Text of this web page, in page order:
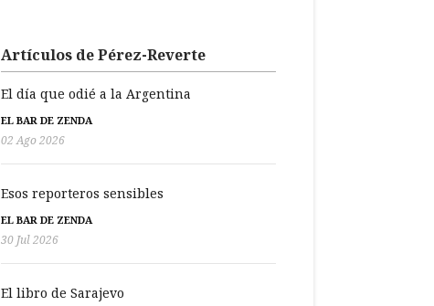
Artículos de Pérez-Reverte
El día que odié a la Argentina
EL BAR DE ZENDA
02 Ago 2026
Esos reporteros sensibles
EL BAR DE ZENDA
30 Jul 2026
El libro de Sarajevo